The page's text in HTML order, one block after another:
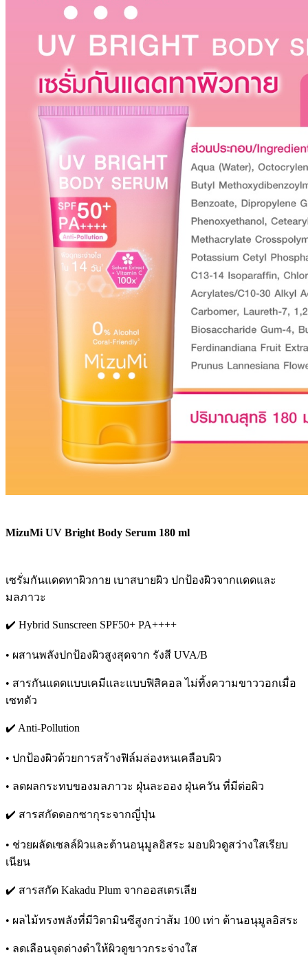
MizuMi UV Bright Body Serum 180 ml
เซรั่มกันแดดทาผิวกาย เบาสบายผิว ปกป้องผิวจากแดดและ
มลภาวะ
✔️ Hybrid Sunscreen SPF50+ PA++++
• ผสานพลังปกป้องผิวสูงสุดจาก รังสี UVA/B
• สารกันแดดแบบเคมีและแบบฟิสิคอล ไม่ทิ้งความขาววอกเมื่อ
เซทตัว
✔️ Anti-Pollution
• ปกป้องผิวด้วยการสร้างฟิล์มล่องหนเคลือบผิว
• ลดผลกระทบของมลภาวะ ฝุ่นละออง ฝุ่นควัน ที่มีต่อผิว
✔️ สารสกัดดอกซากุระจากญี่ปุ่น
• ช่วยผลัดเซลล์ผิวและต้านอนุมูลอิสระ มอบผิวดูสว่างใสเรียบ
เนียน
✔️ สารสกัด Kakadu Plum จากออสเตรเลีย
• ผลไม้ทรงพลังที่มีวิตามินซีสูงกว่าส้ม 100 เท่า ต้านอนุมูลอิสระ
• ลดเลือนจุดด่างดำให้ผิวดูขาวกระจ่างใส